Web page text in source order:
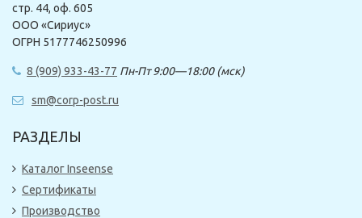
стр. 44, оф. 605
ООО «Сириус»
ОГРН 5177746250996
8 (909) 933-43-77 Пн-Пт 9:00—18:00 (мск)
sm@corp-post.ru
РАЗДЕЛЫ
Каталог Inseense
Сертификаты
Производство